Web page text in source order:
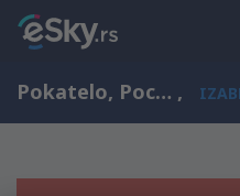
Pokatelo, Pocatello Regional Airport, Idaho, Sjedinjene Američke Države (PIH) ,